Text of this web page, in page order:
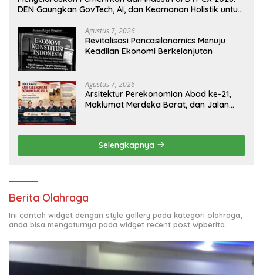
DEN Gaungkan GovTech, AI, dan Keamanan Holistik untuk
Agustus 7, 2026
Revitalisasi Pancasilanomics Menuju
Keadilan Ekonomi Berkelanjutan
Agustus 7, 2026
Arsitektur Perekonomian Abad ke-21,
Maklumat Merdeka Barat, dan Jalan
Selengkapnya
Berita Olahraga
Ini contoh widget dengan style gallery pada kategori olahraga,
anda bisa mengaturnya pada widget recent post wpberita.